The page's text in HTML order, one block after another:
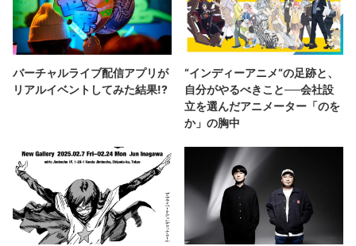
バーチャルライブ配信アプリが
リアルイベントしてみた結果!?
“インディーアニメ“の足跡と、
自分がやるべきこと──会社設
立を選んだアニメーター「のを
か」の胸中